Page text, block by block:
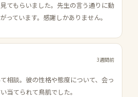
てもらいました。先生の言う通りに動
っています。感謝しかありません。
3週間前
相談。彼の性格や態度について、会っ
当てられて鳥肌でした。